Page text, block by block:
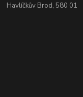
Havlíčkův Brod, 580 01